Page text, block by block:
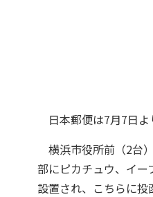
日本郵便は7月7日よ
横浜市役所前（2台
部にピカチュウ、イ
設置され、こちらに